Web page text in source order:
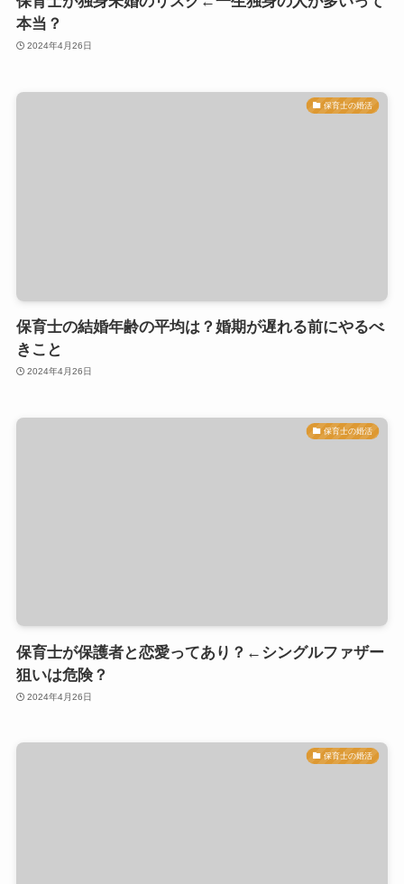
本当？
2024年4月26日
保育士の婚活
保育士の結婚年齢の平均は？婚期が遅れる前にやるべ
きこと
2024年4月26日
保育士の婚活
保育士が保護者と恋愛ってあり？←シングルファザー
狙いは危険？
2024年4月26日
保育士の婚活